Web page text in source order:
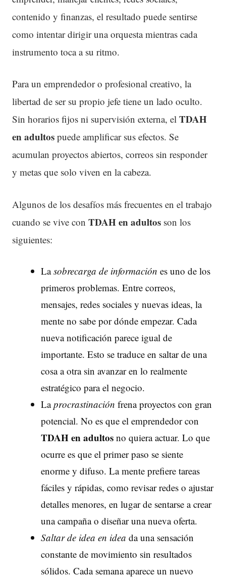
contenido y finanzas, el resultado puede sentirse
como intentar dirigir una orquesta mientras cada
instrumento toca a su ritmo.
Para un emprendedor o profesional creativo, la
libertad de ser su propio jefe tiene un lado oculto.
Sin horarios fijos ni supervisión externa, el TDAH
en adultos puede amplificar sus efectos. Se
acumulan proyectos abiertos, correos sin responder
y metas que solo viven en la cabeza.
Algunos de los desafíos más frecuentes en el trabajo
cuando se vive con TDAHen adultos son los
siguientes:
Lasobrecarga de información es uno de los
primeros problemas. Entre correos,
mensajes, redes sociales y nuevas ideas, la
mente no sabe por dónde empezar. Cada
nueva notificación parece igual de
importante. Esto se traduce en saltar de una
cosa a otra sin avanzar en lo realmente
estratégico para el negocio.
Laprocrastinación frena proyectos con gran
potencial. No es que el emprendedor con
TDAHen adultos no quiera actuar. Lo que
ocurre es que el primer paso se siente
enorme y difuso. La mente prefiere tareas
fáciles y rápidas, como revisar redes o ajustar
detalles menores, en lugar de sentarse a crear
una campaña o diseñar una nueva oferta.
Saltar de idea en idea da una sensación
constante de movimiento sin resultados
sólidos. Cada semana aparece un nuevo